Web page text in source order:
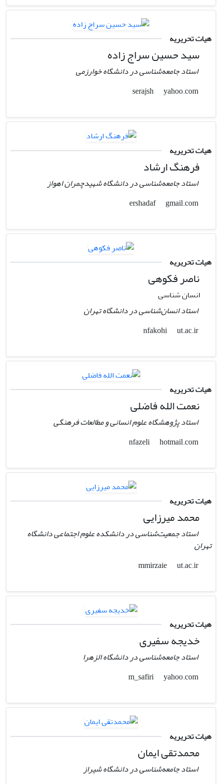
هیات تحریریه
سید حسین سراج زاده
استاد جامعه‌شناسی در دانشگاه خوارزمی
yahoo.com
هیات تحریریه
فرهنگ ارشاد
استاد جامعه‌شناسی در دانشگاه شهیدچمران اهواز
gmail.com
هیات تحریریه
ناصر فکوهی
انسان شناسی
استاد انسان‌شناسی در دانشگاه تهران
nfakohi
ut.ac.ir
هیات تحریریه
نعمت الله فاضلی
استاد پژوهشگاه علوم انسانی و مطالعات فرهنگی
hotmail.com
هیات تحریریه
محمد میرزایی
استاد جمعیت‌شناسی در دانشکده علوم اجتماعی دانشگاه
تهران
mmirzaie
ut.ac.ir
هیات تحریریه
خدیجه سفیری
استاد جامعه‌شناسی در دانشگاه الزهرا
yahoo.com
هیات تحریریه
محمدتقی ایمان
استاد جامعه‌شناسی در دانشگاه شیراز